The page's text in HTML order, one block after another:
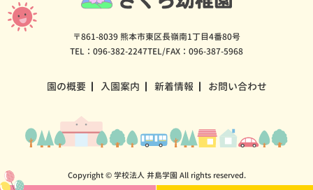
〒861-8039 熊本市東区長嶺南1丁目4番80号
TEL：096-382-2247TEL/FAX：096-387-5968
園の概要 入園案内 新着情報 お問い合わせ
Copyright © 学校法人 井島学園 All rights reserved.